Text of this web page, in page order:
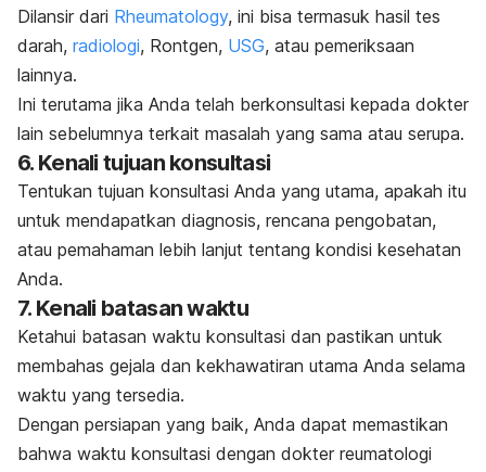
Dilansir dari Rheumatology, ini bisa termasuk hasil tes
darah, radiologi, Rontgen, USG, atau pemeriksaan
lainnya.
Ini terutama jika Anda telah berkonsultasi kepada dokter
lain sebelumnya terkait masalah yang sama atau serupa.
6. Kenali tujuan konsultasi
Tentukan tujuan konsultasi Anda yang utama, apakah itu
untuk mendapatkan diagnosis, rencana pengobatan,
atau pemahaman lebih lanjut tentang kondisi kesehatan
Anda.
7. Kenali batasan waktu
Ketahui batasan waktu konsultasi dan pastikan untuk
membahas gejala dan kekhawatiran utama Anda selama
waktu yang tersedia.
Dengan persiapan yang baik, Anda dapat memastikan
bahwa waktu konsultasi dengan dokter reumatologi